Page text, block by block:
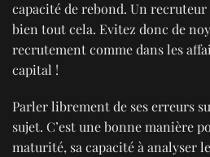
capacité de rebond. Un
bien tout cela. Evitez donc de
recrutement comme dans les
capital !
Parler librement de ses erreurs
sujet. C’est une bonne manière
maturité, sa capacité à analyser